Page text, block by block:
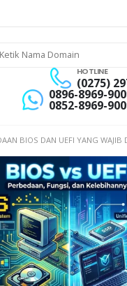
HOTLINE
(0275)
0896-8969-
0852-8969-
BIOS DAN UEFI YANG WAJIB